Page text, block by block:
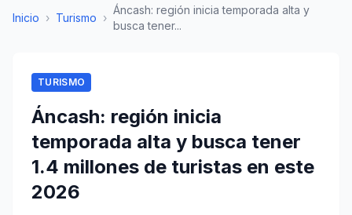
Inicio › Turismo ›
Áncash: región inicia temporada alta y
busca tener...
TURISMO
Áncash: región inicia
temporada alta y busca tener
1.4 millones de turistas en este
2026